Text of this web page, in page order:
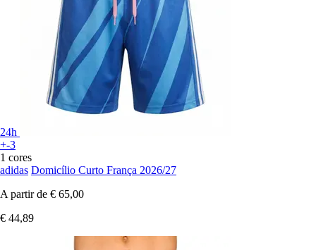
24h
+-3
1 cores
adidas Domicílio Curto França 2026/27
A partir de € 65,00
€ 44,89